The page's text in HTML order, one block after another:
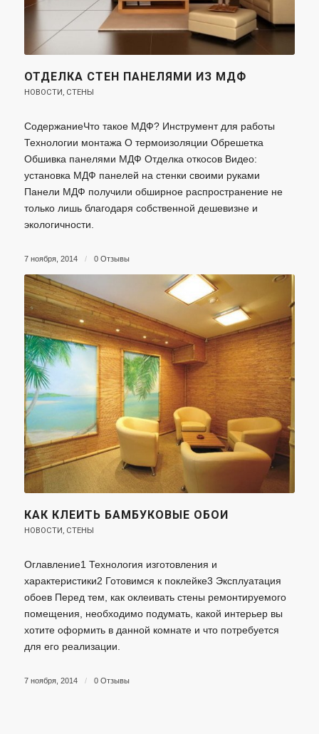
ОТДЕЛКА СТЕН ПАНЕЛЯМИ ИЗ МДФ
НОВОСТИ СТЕНЫ
СодержаниеЧто такое МДФ? Инструмент для работы
Технологии монтажа О термоизоляции Обрешетка
Обшивка панелями МДФ Отделка откосов Видео:
установка МДФ панелей на стенки своими руками
Панели МДФ получили обширное распространение не
только лишь благодаря собственной дешевизне и
экологичности.
7 ноября, 2014 / 0 Отзывы
КАК КЛЕИТЬ БАМБУКОВЫЕ ОБОИ
НОВОСТИ , СТЕНЫ
Оглавление1 Технология изготовления и
характеристики2 Готовимся к поклейке3 Эксплуатация
обоев Перед тем, как оклеивать стены ремонтируемого
помещения, необходимо подумать, какой интерьер вы
хотите оформить в данной комнате и что потребуется
для его реализации.
7 ноября, 2014 / 0 Отзывы